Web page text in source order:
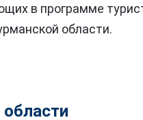
в программе
области.